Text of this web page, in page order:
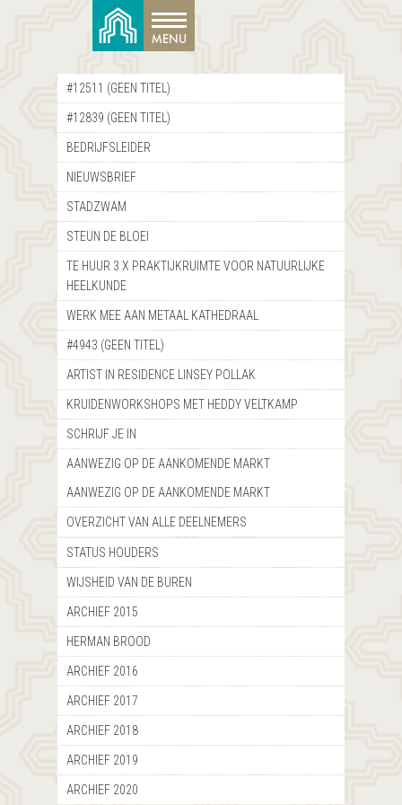
#12511 (GEEN TITEL)
#12839 (GEEN TITEL)
BEDRIJFSLEIDER
NIEUWSBRIEF
STADZWAM
STEUN DE BLOEI
TE HUUR 3 X PRAKTIJKRUIMTE VOOR NATUURLIJKE
HEELKUNDE
WERK MEE AAN METAAL KATHEDRAAL
#4943 (GEEN TITEL)
ARTIST IN RESIDENCE LINSEY POLLAK
KRUIDENWORKSHOPS MET HEDDY VELTKAMP
SCHRIJF JE IN
AANWEZIG OP DE AANKOMENDE MARKT
AANWEZIG OP DE AANKOMENDE MARKT
OVERZICHT VAN ALLE DEELNEMERS
STATUS HOUDERS
WIJSHEID VAN DE BUREN
ARCHIEF 2015
HERMAN BROOD
ARCHIEF 2016
ARCHIEF 2017
ARCHIEF 2018
ARCHIEF 2019
ARCHIEF 2020